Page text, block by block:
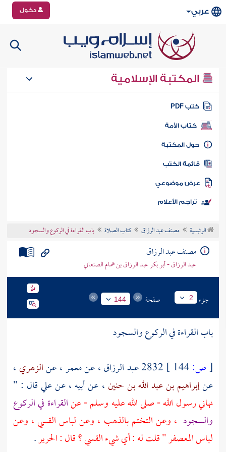
عربي دخول
المكتبة الإسلامية
كتب PDF
كتاب الأمة
المكتبة
الكتب
موضوعي
تراجم الأعلام
الرئيسية مصنف عبد الرزاق كتاب الصلاة باب القراءة في الركوع والسجود
مصنف عبد الرزاق
عبد الرزاق - أبو بكر عبد الرزاق بن همام الصنعاني
جزء 2 صفحة 144
باب القراءة في الركوع والسجود
[ص: 2832عبد الرزاق، عنمعمر، عنالزهري ،
عنإبراهيم بن عبد الله بن حنين، عن أبيه ، عنعليقال : "
نهاني رسول الله - صلى الله عليه وسلم - عنالقراءة في الركوع
والسجود ، وعن التختم بالذهب ، وعن لباس القسي ، وعن
لباس المعصفر " قلت له : أي شيء القسي ؟ قال : الحرير.